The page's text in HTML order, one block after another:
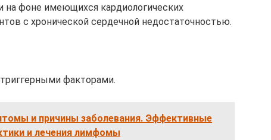
на фоне имеющихся кардиологических
с хронической сердечной недостаточностью.
факторами.
и причины заболевания. Эффективные
и лечения лимфомы